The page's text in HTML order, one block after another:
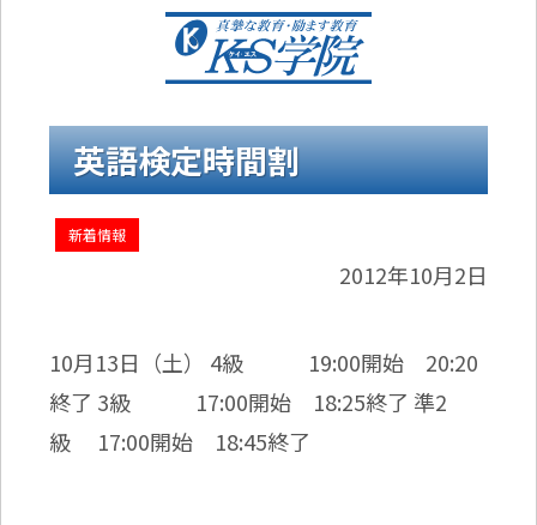
英語検定時間割
新着情報
2012年10月2日
10月13日（土） 4級 19:00開始 20:20
終了 3級 17:00開始 18:25終了 準2
級 17:00開始 18:45終了